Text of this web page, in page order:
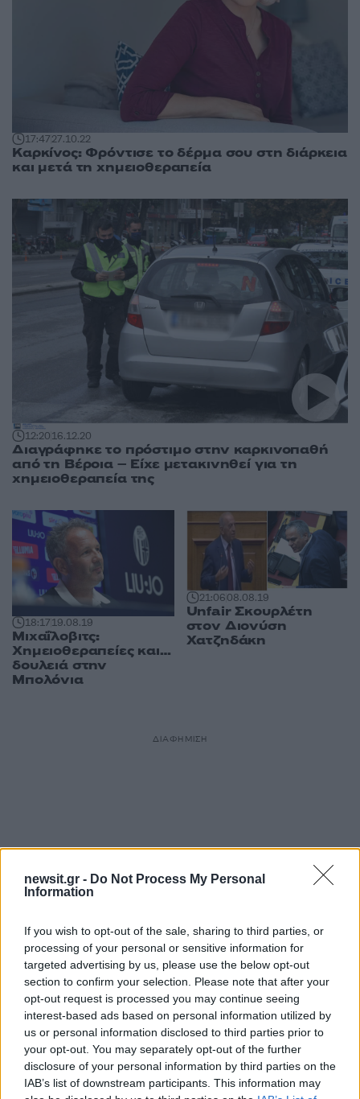
newsit.gr - Do Not Process My Personal
Information
If you wish to opt-out of the sale, sharing to third parties, or
processing of your personal or sensitive information for
targeted advertising by us, please use the below opt-out
section to confirm your selection. Please note that after your
opt-out request is processed you may continue seeing
interest-based ads based on personal information utilized by
us or personal information disclosed to third parties prior to
your opt-out. You may separately opt-out of the further
disclosure of your personal information by third parties on the
IAB’s list of downstream participants. This information may
17:4727.10.22
Καρκίνος: Φρόντισε το δέρμα σου στη διάρκεια
και μετά τη χημειοθεραπεία
12:2016.12.20
Διαγράφηκε το πρόστιμο στην καρκινοπαθή
από τη Βέροια – Είχε μετακινηθεί για τη
χημειοθεραπεία της
18:1719.08.19
Μιχαΐλοβιτς:
Χημειοθεραπείες και…
δουλειά στην
Μπολόνια
21:0608.08.19
Unfair Σκουρλέτη
στον Διονύση
Χατζηδάκη
ΔΙΑΦΗΜΙΣΗ